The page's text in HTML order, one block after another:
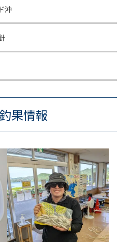
沖
果情報